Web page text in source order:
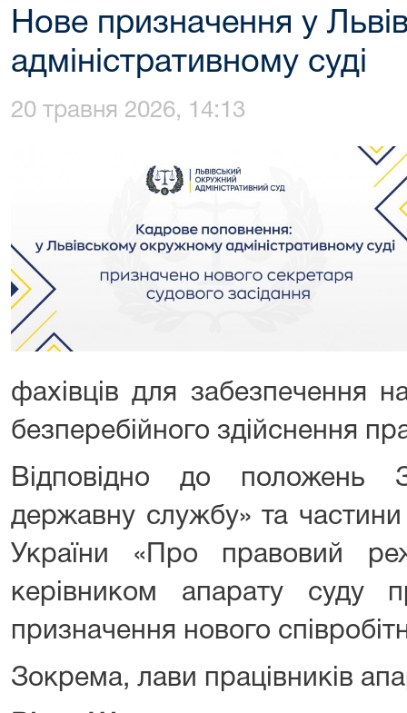
Нове призначення у
адміністративному суді
20 травня 2026, 14:13
фахівців для забезпечення
безперебійного здійснення
Відповідно до положень
державну службу» та частини
України «Про правовий
керівником апарату суду
призначення нового
Зокрема, лави працівників